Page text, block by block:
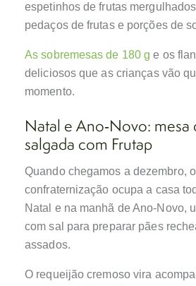
espetinhos de frutas
pedaços de frutas e porções de
As sobremesas de 180 g e os
deliciosos que as crianças vão
momento.
Natal e Ano‑Novo: mesa
salgada com Frutap
Quando chegamos a dezembro,
confraternização ocupa a casa
Natal e na manhã de Ano‑Novo,
com sal para preparar pães
assados.
O requeijão cremoso vira